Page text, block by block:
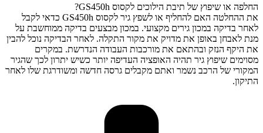
החלפה או שיפוץ של תיבת הילוכים לקסוס GS450h?
את ההחלטה האם להחליף או לשפץ גיר לקסוס GS450h כדאי לקבל
לאחר בדיקה במכון גירים מקצועי. במכון מבצעים בדיקה ממוחשבת על
מנת לאבחן באופן את מדויק את מקור התקלה. לאחר הבדיקה נוכל להבין
את היקף הנזק ובהתאם את מורכבות העבודה הנדרשת. במקרים
מסוימים שיפוץ גיר תהיה האופציה העדיפה יותר כשיש יתרון לכך שהגיר
המקורי של הרכב נשמר ואתם מקבלים גרסה חדשה ומשודרגת שלו לאחר
התיקון.